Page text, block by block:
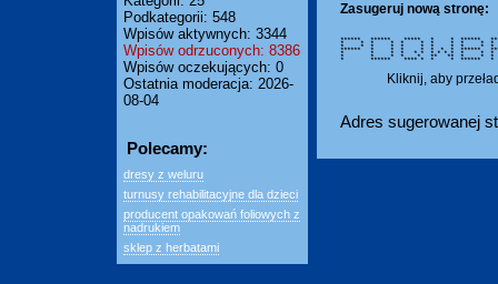
Podkategorii: 548
Wpisów aktywnych: 3344
Wpisów odrzuconych: 8386
Wpisów oczekujących: 0
Ostatnia moderacja: 2026-
08-04
Polecamy:
dresy z weluru
turnusy rehabilitacyjne dla dzieci
producent opakowań foliowych z
nadrukiem
sklep z herbatami
Zasugeruj nową stronę:
****** ****** ***** * * ******
* * * * * * * * * *
* * * * * * * * * *
****** * * * * * * *
* * * * * * * * * * *
* * * * * ** ** *
* ****** **** * * *
Kliknij, aby
Adres sugerowanej